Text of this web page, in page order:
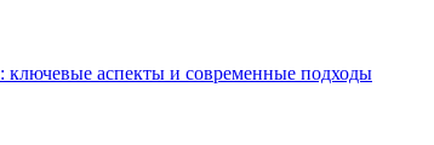
ключевые аспекты и современные подходы